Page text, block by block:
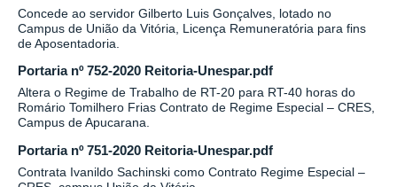
Concede ao servidor Gilberto Luis Gonçalves, lotado no
Campus de União da Vitória, Licença Remuneratória para fins
de Aposentadoria.
Portaria nº 752-2020 Reitoria-Unespar.pdf
Altera o Regime de Trabalho de RT-20 para RT-40 horas do
Romário Tomilhero Frias Contrato de Regime Especial – CRES,
Campus de Apucarana.
Portaria nº 751-2020 Reitoria-Unespar.pdf
Contrata Ivanildo Sachinski como Contrato Regime Especial –